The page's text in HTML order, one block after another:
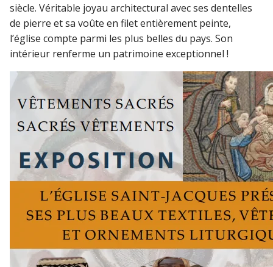
siècle. Véritable joyau architectural avec ses dentelles
de pierre et sa voûte en filet entièrement peinte,
l’église compte parmi les plus belles du pays. Son
intérieur renferme un patrimoine exceptionnel !